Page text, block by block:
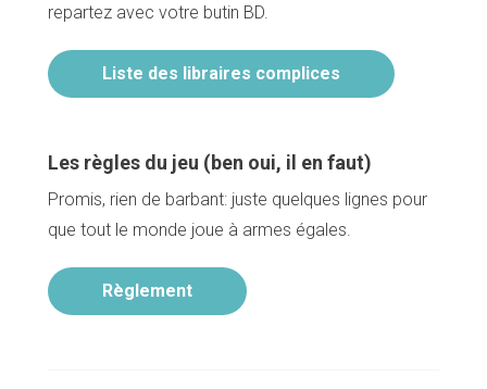
repartez avec votre butin BD.
Liste des libraires complices
Les règles du jeu (ben oui, il en faut)
Promis, rien de barbant: juste quelques lignes pour
que tout le monde joue à armes égales.
Règlement